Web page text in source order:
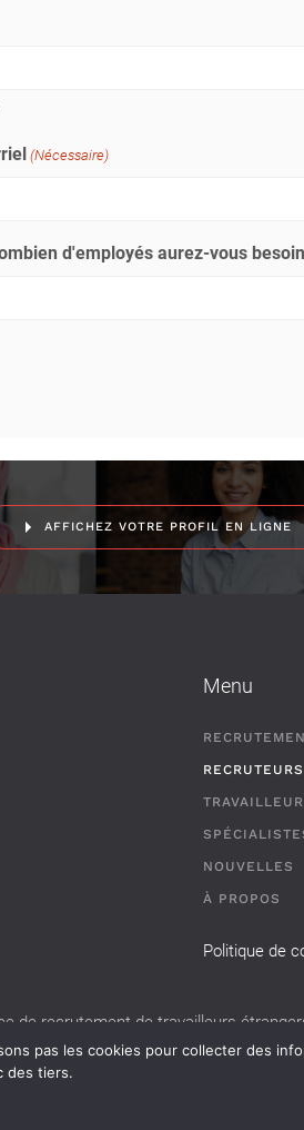
(Nécessaire)
d'employés aurez-vous
AFFICHEZ VOTRE PROFIL EN LIGNE
Menu
RECRUTEURS
NOUVELLES
À PROPOS
Politique de
de recrutement de travailleurs
activités au Québec.
pas les cookies pour collecter des
des tiers.